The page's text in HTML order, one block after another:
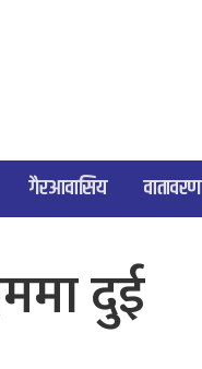
गैरआवासिय वातावरण
दुई